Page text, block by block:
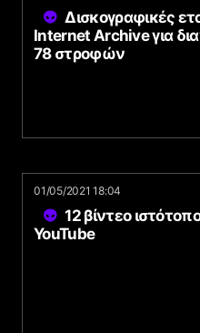
Δισκογραφικές
Internet Archive για
78 στροφών
01/05/2021 18:04
12 βίντεο
YouTube